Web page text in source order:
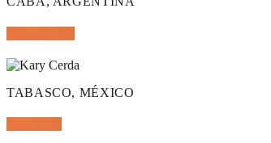
TABASCO, MÉXICO